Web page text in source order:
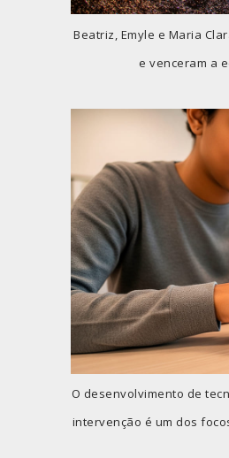
Beatriz, Emyle e Maria
e venceram a
O desenvolvimento de
intervenção é um dos